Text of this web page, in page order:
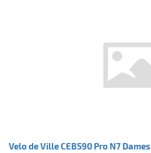
Velo de Ville CEB590 Pro N7